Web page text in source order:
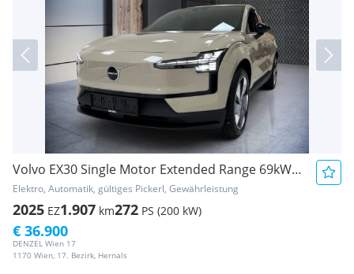
Volvo EX30 Single Motor Extended Range 69kWh Core
Elektro, Automatik, gültiges Pickerl, Gewährleistung
2025 EZ1.907 km272 PS (200 kW)
DENZEL Wien 17
1170 Wien, 17. Bezirk, Hernals
€ 36.900